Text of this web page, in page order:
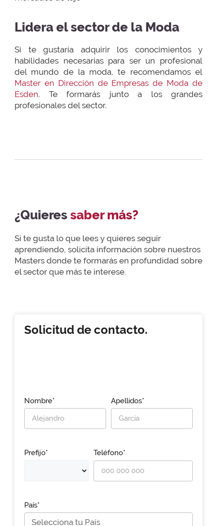
Lidera el sector de la Moda
Si te gustaría adquirir los conocimientos y
habilidades necesarias para ser un profesional
del mundo de la moda, te recomendamos el
Master en Dirección de Empresas de Moda de
Esden. Te formarás junto a los grandes
profesionales del sector.
¿Quieressaber más?
Si te gusta lo que lees y quieres seguir
aprendiendo, solicita información sobre nuestros
Masters donde te formarás en profundidad sobre
el sector que más te interese.
Solicitud de contacto.
Nombre* Apellidos*
Prefijo* Teléfono*
País*